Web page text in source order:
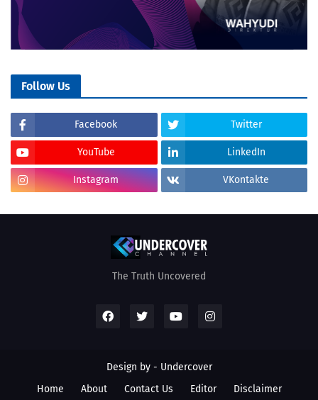
Follow Us
Facebook Twitter
YouTube LinkedIn
Instagram VKontakte
The Truth Uncovered
Design by - Undercover
Home
About Contact Us Editor Disclaimer